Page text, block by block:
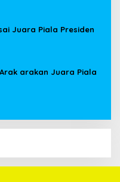
Juara Piala Presiden
arakan Juara Piala